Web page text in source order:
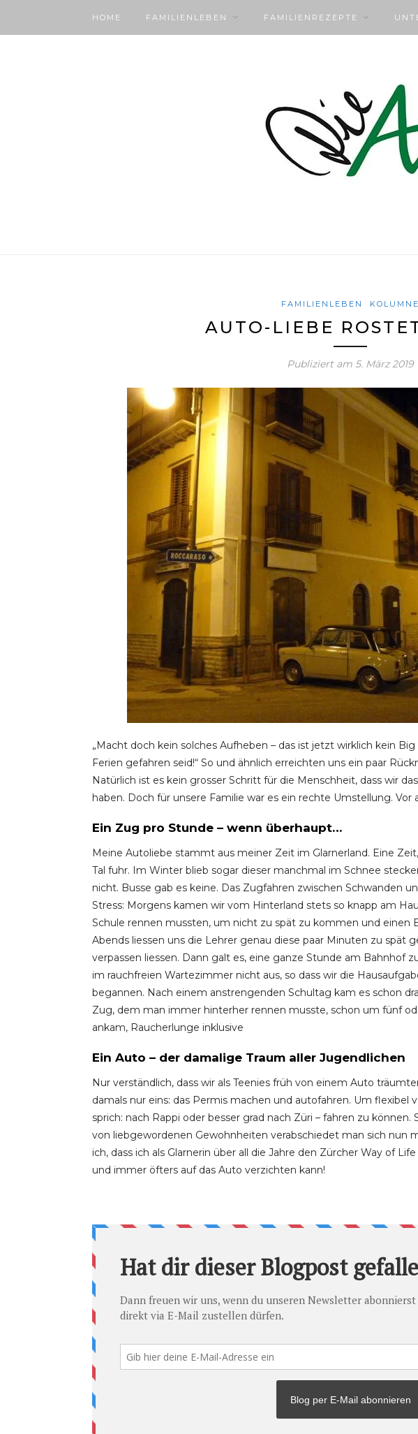
HOME FAMILIENLEBEN FAMILIENREZEPTE
FAMILIENLEBEN KOLUMNE
AUTO-LIEBE
Publiziert am 5. März 2019
„Macht doch kein solches Aufheben – das ist jetzt wirklich kein
Ferien gefahren seid!“ So und ähnlich erreichten uns ein paar
Natürlich ist es kein grosser Schritt für die Menschheit, dass wir
haben. Doch für unsere Familie war es ein rechte Umstellung. Vor
Ein Zug pro Stunde – wenn überhaupt…
Meine Autoliebe stammt aus meiner Zeit im Glarnerland. Eine
Tal fuhr. Im Winter blieb sogar dieser manchmal im Schnee
nicht. Busse gab es keine. Das Zugfahren zwischen Schwanden
Stress: Morgens kamen wir vom Hinterland stets so knapp am
Schule rennen mussten, um nicht zu spät zu kommen und einen
Abends liessen uns die Lehrer genau diese paar Minuten zu spät
verpassen liessen. Dann galt es, eine ganze Stunde am Bahnhof
im rauchfreien Wartezimmer nicht aus, so dass wir die
begannen. Nach einem anstrengenden Schultag kam es schon
Zug, dem man immer hinterher rennen musste, schon um fünf
ankam, Raucherlunge inklusive
Ein Auto – der damalige Traum aller Jugendlichen
Nur verständlich, dass wir als Teenies früh von einem Auto
damals nur eins: das Permis machen und autofahren. Um flexibel
sprich: nach Rappi oder besser grad nach Züri – fahren zu
von liebgewordenen Gewohnheiten verabschiedet man sich nun
ich, dass ich als Glarnerin über all die Jahre den Zürcher Way of
und immer öfters auf das Auto verzichten kann!